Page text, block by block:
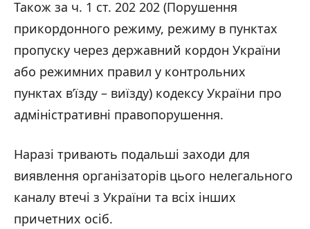
Також за ч. 1 ст. 202 202 (Порушення
прикордонного режиму, режиму в пунктах
пропуску через державний кордон України
або режимних правил у контрольних
пунктах в’їзду – виїзду) кодексу України про
адміністративні правопорушення.
Наразі тривають подальші заходи для
виявлення організаторів цього нелегального
каналу втечі з України та всіх інших
причетних осіб.